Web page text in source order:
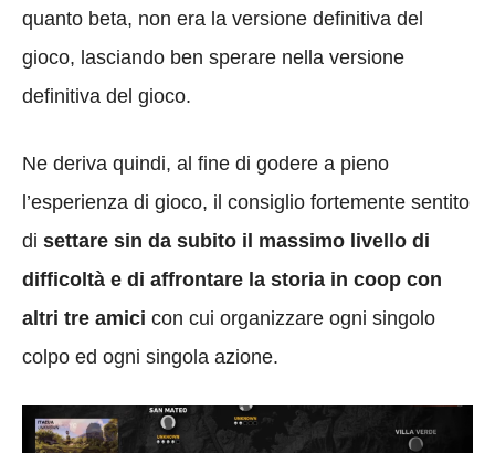
quanto beta, non era la versione definitiva del
gioco, lasciando ben sperare nella versione
definitiva del gioco.
Ne deriva quindi, al fine di godere a pieno
l’esperienza di gioco, il consiglio fortemente sentito
di settare sin da subito il massimo livello di
difficoltà e di affrontare la storia in coop con
altri tre amici con cui organizzare ogni singolo
colpo ed ogni singola azione.